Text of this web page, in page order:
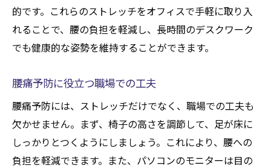
的です。これらのストレッチをオフィスで手軽に取り入
れることで、腰の負担を軽減し、長時間のデスクワーク
でも健康的な姿勢を維持することができます。
腰痛予防に役立つ職場での工夫
腰痛予防には、ストレッチだけでなく、職場での工夫も
欠かせません。まず、椅子の高さを調節して、足が床に
しっかりとつくようにしましょう。これにより、腰への
負担を軽減できます。また、パソコンのモニターは目の